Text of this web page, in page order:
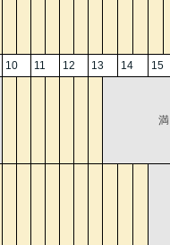
10 11 12 13 14 15
満